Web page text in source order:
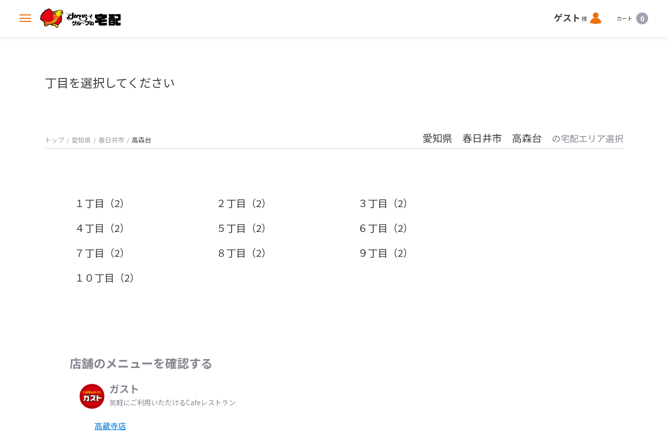
メ
ゲスト 様 ロ
グ
カート 0
丁目を選択してください
トップ 愛知県 春日井市 高森台 愛知県 春日井市 高森台 の宅配エリア選択
１丁目（2） ２丁目（2）
３丁目（2）
４丁目（2）
５丁目（2）
６丁目（2）
７丁目（2）
８丁目（2）
９丁目（2）
１０丁目（2）
店舗のメニューを確認する
ガスト
気軽にご利用いただけるCafeレストラン
高蔵寺店